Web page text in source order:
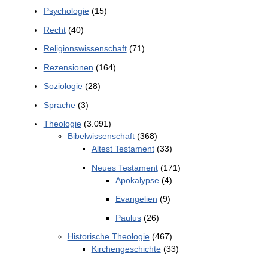
Psychologie(15)
Recht(40)
Religionswissenschaft(71)
Rezensionen (164)
Soziologie(28)
Sprache(3)
Theologie(3.091)
Bibelwissenschaft(368)
Altest Testament(33)
Neues Testament(171)
Apokalypse(4)
Evangelien (9)
Paulus(26)
Historische Theologie(467)
Kirchengeschichte(33)